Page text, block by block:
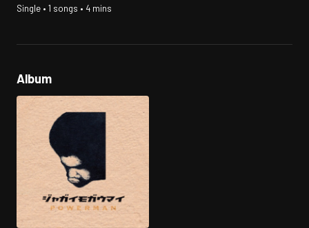
Single • 1 songs • 4 mins
Album